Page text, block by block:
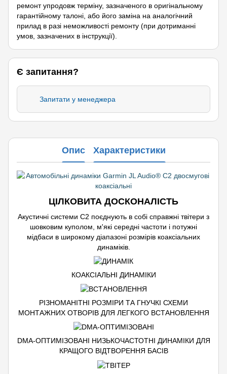
ремонт упродовж терміну, зазначеного в оригінальному
гарантійному талоні, або його заміна на аналогічний
прилад в разі неможливості ремонту (при дотриманні
умов, зазначених в інструкції).
Є запитання?
Запитати у менеджера
Опис Характеристики
ЦІЛКОВИТА ДОСКОНАЛІСТЬ
Акустичні системи C2 поєднують в собі справжні твітери з
шовковим куполом, м'які середні частоти і потужні
мідбаси в широкому діапазоні розмірів коаксіальних
динаміків.
КОАКСІАЛЬНІ ДИНАМІКИ
РІЗНОМАНІТНІ РОЗМІРИ ТА ГНУЧКІ СХЕМИ
МОНТАЖНИХ ОТВОРІВ ДЛЯ ЛЕГКОГО ВСТАНОВЛЕННЯ
DMA-ОПТИМІЗОВАНІ НИЗЬКОЧАСТОТНІ ДИНАМІКИ ДЛЯ
КРАЩОГО ВІДТВОРЕННЯ БАСІВ